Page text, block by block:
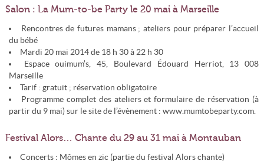
Salon : La Mum-to-be Party le 20 mai à Marseille
Rencontres de futures mamans ; ateliers pour préparer l’accueil
du bébé
Mardi 20 mai 2014 de 18 h 30 à 22 h 30
Espace ouimum’s, 45, Boulevard Édouard Herriot, 13 008
Marseille
Tarif : gratuit ; réservation obligatoire
Programme complet des ateliers et formulaire de réservation (à
partir du 9 mai) sur le site de l’évènement : www.mumtobeparty.com.
Festival Alors… Chante du 29 au 31 mai à Montauban
Concerts : Mômes en zic (partie du festival Alors chante)